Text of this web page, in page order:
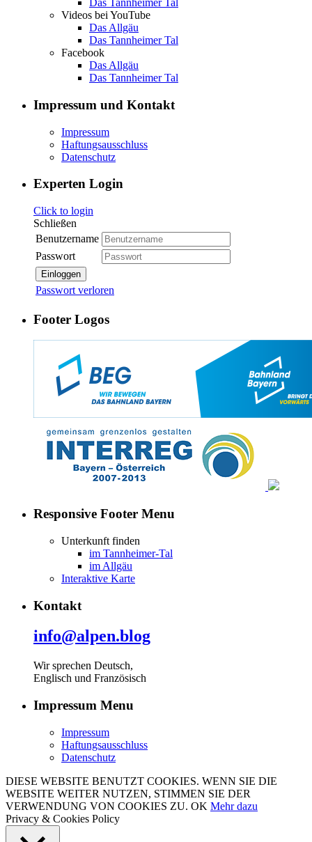
Das Tannheimer Tal
Videos bei YouTube
Das Allgäu
Das Tannheimer Tal
Facebook
Das Allgäu
Das Tannheimer Tal
Impressum und Kontakt
Impressum
Haftungsausschluss
Datenschutz
Experten Login
Click to login
Schließen
Benutzername
Passwort
Einloggen
Passwort verloren
Footer Logos
Responsive Footer Menu
Unterkunft finden
im Tannheimer-Tal
im Allgäu
Interaktive Karte
Kontakt
info@alpen.blog
Wir sprechen Deutsch,
Englisch und Französisch
Impressum Menu
Impressum
Haftungsausschluss
Datenschutz
DIESE WEBSITE BENUTZT COOKIES. WENN SIE DIE
WEBSITE WEITER NUTZEN, STIMMEN SIE DER
VERWENDUNG VON COOKIES ZU. OK Mehr dazu
Privacy & Cookies Policy